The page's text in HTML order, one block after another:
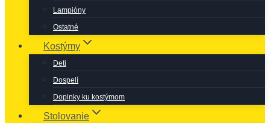
Lampióny
Ostatné
Kostýmy
Deti
Dospelí
Doplnky ku kostýmom
Stolovanie